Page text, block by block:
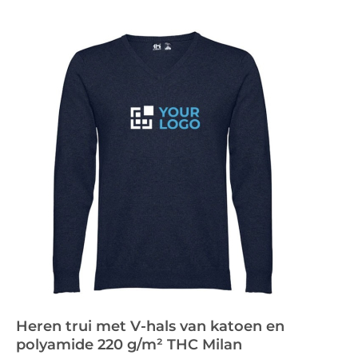
Heren trui met V-hals van katoen en
polyamide 220 g/m² THC Milan